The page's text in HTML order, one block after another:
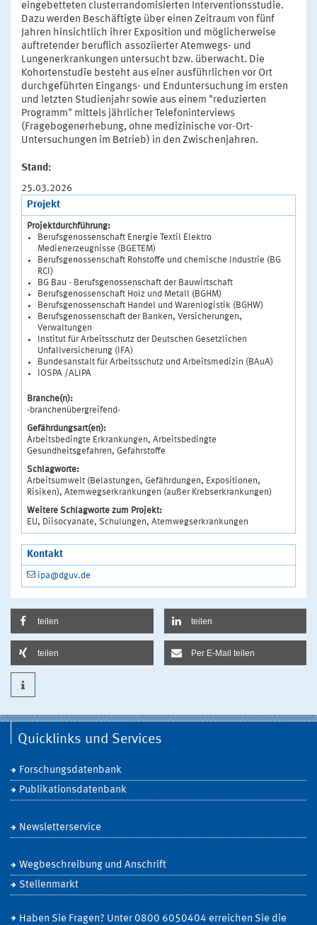
eingebetteten clusterrandomisierten Interventionsstudie.
Dazu werden Beschäftigte über einen Zeitraum von fünf
Jahren hinsichtlich ihrer Exposition und möglicherweise
auftretender beruflich assoziierter Atemwegs- und
Lungenerkrankungen untersucht bzw. überwacht. Die
Kohortenstudie besteht aus einer ausführlichen vor Ort
durchgeführten Eingangs- und Enduntersuchung im ersten
und letzten Studienjahr sowie aus einem "reduzierten
Programm" mittels jährlicher Telefoninterviews
(Fragebogenerhebung, ohne medizinische vor-Ort-
Untersuchungen im Betrieb) in den Zwischenjahren.
Stand:
25.03.2026
Projekt
Projektdurchführung:
Berufsgenossenschaft Energie Textil Elektro
Medienerzeugnisse (BGETEM)
Berufsgenossenschaft Rohstoffe und chemische Industrie (BG
RCI)
BG Bau - Berufsgenossenschaft der Bauwirtschaft
Berufsgenossenschaft Holz und Metall (BGHM)
Berufsgenossenschaft Handel und Warenlogistik (BGHW)
Berufsgenossenschaft der Banken, Versicherungen,
Verwaltungen
Institut für Arbeitsschutz der Deutschen Gesetzlichen
Unfallversicherung (IFA)
Bundesanstalt für Arbeitsschutz und Arbeitsmedizin (BAuA)
IOSPA /ALIPA
Branche(n):
-branchenübergreifend-
Gefährdungsart(en):
Arbeitsbedingte Erkrankungen, Arbeitsbedingte
Gesundheitsgefahren, Gefahrstoffe
Schlagworte:
Arbeitsumwelt (Belastungen, Gefährdungen, Expositionen,
Risiken), Atemwegserkrankungen (außer Krebserkrankungen)
Weitere Schlagworte zum Projekt:
EU, Diisocyanate, Schulungen, Atemwegserkrankungen
Kontakt
ipa@dguv.de
teilen teilen
teilen Per E-Mail teilen
Quicklinks und Services
Forschungsdatenbank
Publikationsdatenbank
Newsletterservice
Wegbeschreibung und Anschrift
Stellenmarkt
Haben Sie Fragen? Unter 0800 6050404 erreichen Sie die